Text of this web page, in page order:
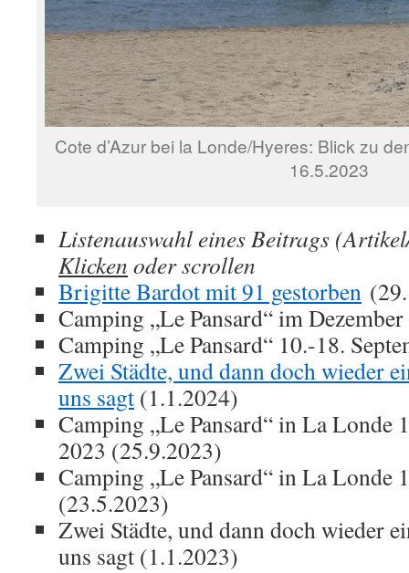
Cote d’Azur bei la Londe/Hyeres: Blick zu
16.5.2023
Listenauswahl eines Beitrags
Klicken oder scrollen
Brigitte Bardot mit 91 gestorben
Camping „Le Pansard“ im
Camping „Le Pansard“ 10.-18.
Zwei Städte, und dann doch wieder
uns sagt (1.1.2024)
Camping „Le Pansard“ in La Londe
2023 (25.9.2023)
Camping „Le Pansard“ in La Londe
(23.5.2023)
Zwei Städte, und dann doch wieder
uns sagt (1.1.2023)